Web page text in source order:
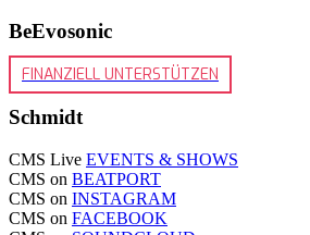
BeEvosonic
FINANZIELL UNTERSTÜTZEN
Schmidt
CMS Live EVENTS & SHOWS
CMS on BEATPORT
CMS on INSTAGRAM
CMS on FACEBOOK